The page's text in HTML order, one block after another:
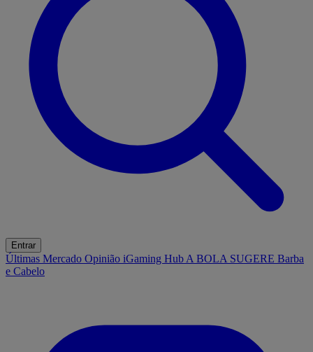
Entrar
Últimas Mercado Opinião iGaming Hub A BOLA SUGERE Barba
e Cabelo